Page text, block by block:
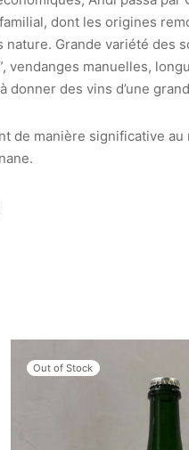
dont les origines
Grande variété des
vendanges manuelles,
des vins d’une
de manière significative
Out of Stock